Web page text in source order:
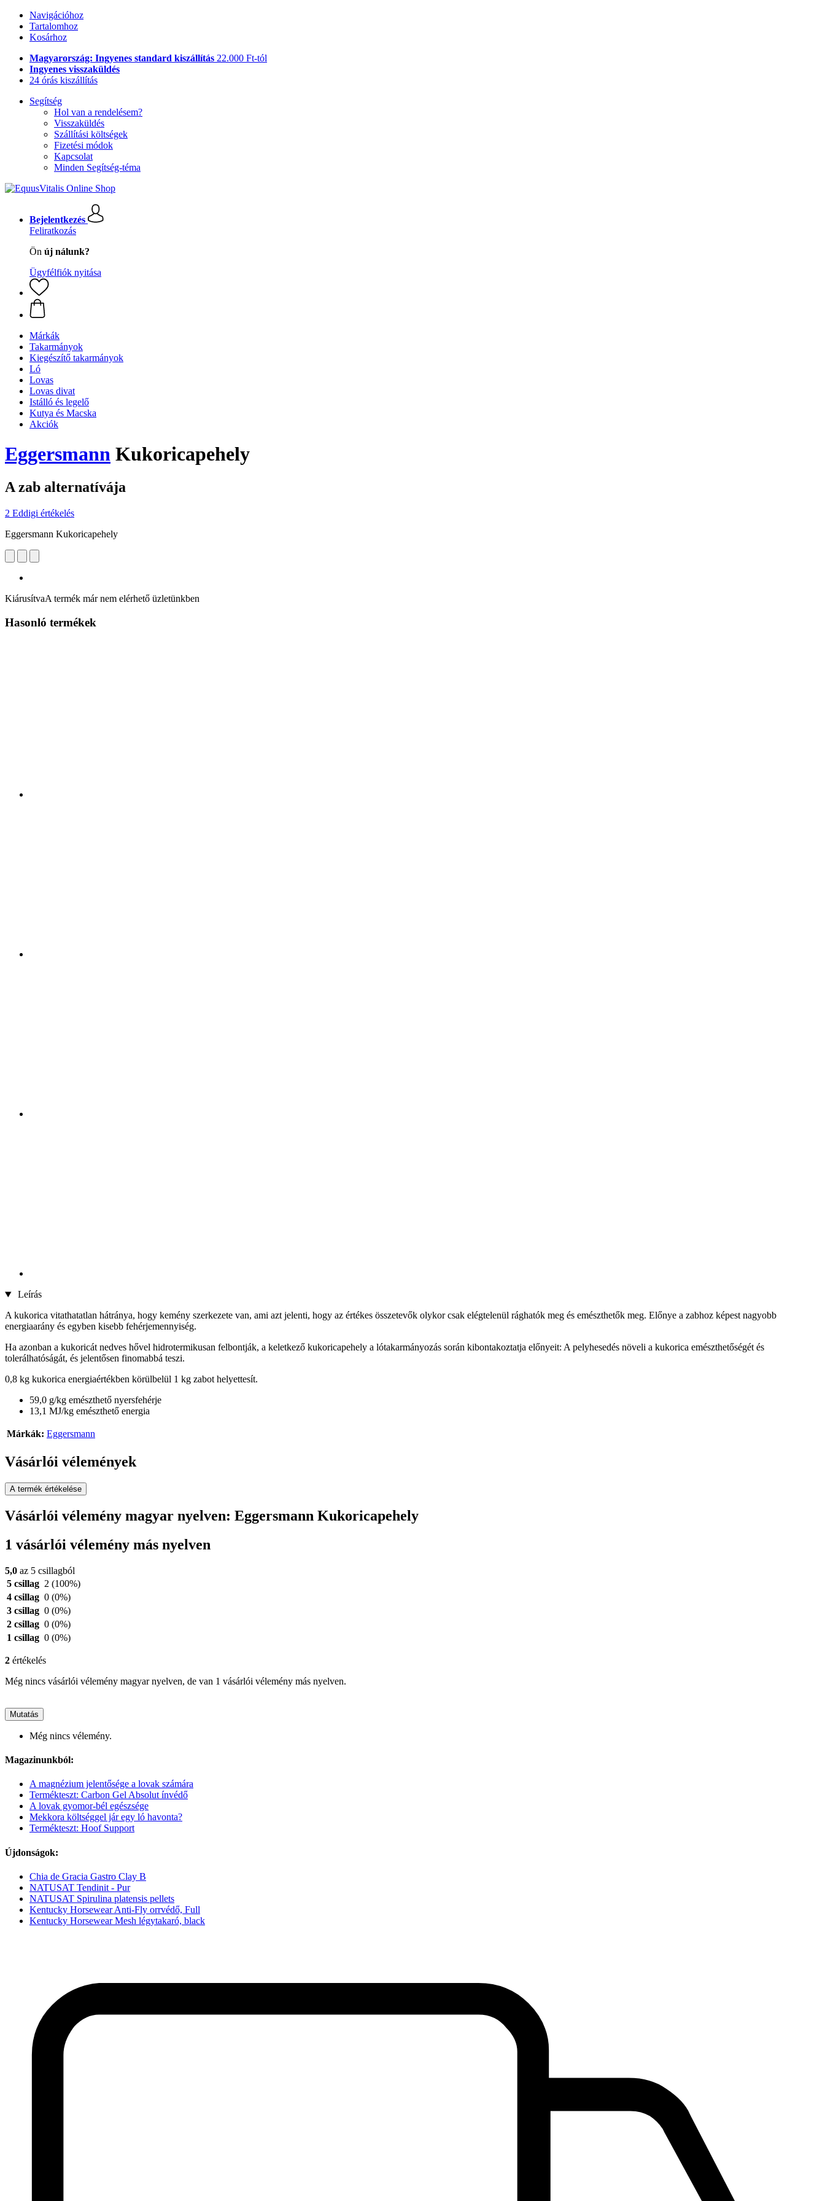
Navigációhoz
Tartalomhoz
Kosárhoz
Magyarország: Ingyenes standard kiszállítás 22.000 Ft-tól
Ingyenes visszaküldés
24 órás kiszállítás
Segítség
Hol van a rendelésem?
Visszaküldés
Szállítási költségek
Fizetési módok
Kapcsolat
Minden Segítség-téma
Bejelentkezés
Feliratkozás
Ön új nálunk?
Ügyfélfiók nyitása
Márkák
Takarmányok
Kiegészítő takarmányok
Ló
Lovas
Lovas divat
Istálló és legelő
Kutya és Macska
Akciók
Eggersmann Kukoricapehely
A zab alternatívája
2 Eddigi értékelés
Eggersmann Kukoricapehely
KiárusítvaA termék már nem elérhető üzletünkben
Hasonló termékek
Leírás
A kukorica vitathatatlan hátránya, hogy kemény szerkezete van, ami azt jelenti, hogy az értékes összetevők olykor csak elégtelenül rághatók meg és emészthetők meg. Előnye a zabhoz képest nagyobb
energiaarány és egyben kisebb fehérjemennyiség.
Ha azonban a kukoricát nedves hővel hidrotermikusan felbontják, a keletkező kukoricapehely a lótakarmányozás során kibontakoztatja előnyeit: A pelyhesedés növeli a kukorica emészthetőségét és
tolerálhatóságát, és jelentősen finomabbá teszi.
0,8 kg kukorica energiaértékben körülbelül 1 kg zabot helyettesít.
59,0 g/kg emészthető nyersfehérje
13,1 MJ/kg emészthető energia
Márkák: Eggersmann
Vásárlói vélemények
A termék értékelése
Vásárlói vélemény magyar nyelven: Eggersmann Kukoricapehely
1 vásárlói vélemény más nyelven
5,0 az 5 csillagból
5 csillag 2 (100%)
4 csillag 0 (0%)
3 csillag 0 (0%)
2 csillag 0 (0%)
1 csillag 0 (0%)
2 értékelés
Még nincs vásárlói vélemény magyar nyelven, de van 1 vásárlói vélemény más nyelven.
Mutatás
Még nincs vélemény.
Magazinunkból:
A magnézium jelentősége a lovak számára
Termékteszt: Carbon Gel Absolut ínvédő
A lovak gyomor-bél egészsége
Mekkora költséggel jár egy ló havonta?
Termékteszt: Hoof Support
Újdonságok:
Chia de Gracia Gastro Clay B
NATUSAT Tendinit - Pur
NATUSAT Spirulina platensis pellets
Kentucky Horsewear Anti-Fly orrvédő, Full
Kentucky Horsewear Mesh légytakaró, black